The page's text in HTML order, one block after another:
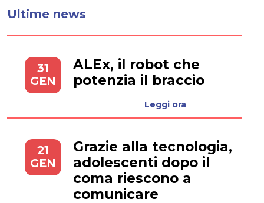
Ultime news
31
GEN
ALEx, il robot che
potenzia il braccio
Leggi ora
21
GEN
Grazie alla tecnologia,
adolescenti dopo il
coma riescono a
comunicare